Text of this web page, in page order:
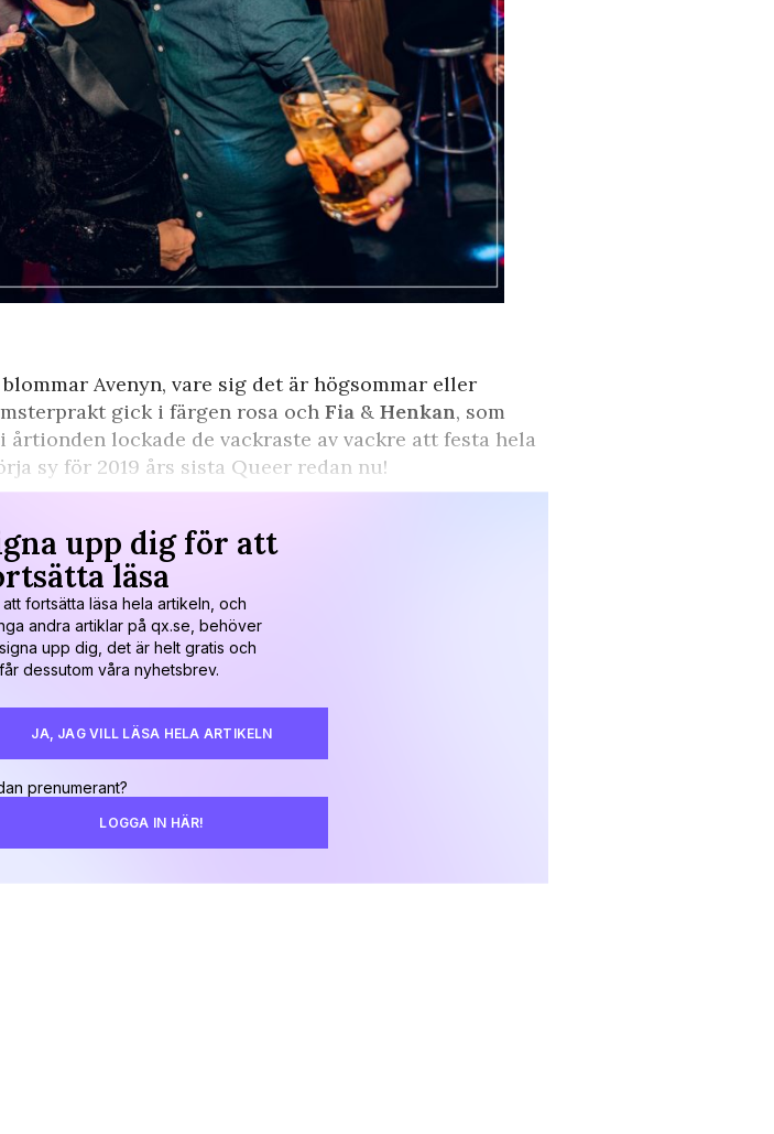
Avenyn, vare sig det är högsommar eller
gick i färgen rosa och Fia & Henkan, som
lockade de vackraste av vackre att festa hela
sy för 2019 års sista Queer redan nu!
upp dig för att
läsa
att fortsätta läsa hela artikeln, och
andra artiklar på qx.se, behöver
upp dig, det är helt gratis och
dessutom våra nyhetsbrev.
JA, JAG VILL LÄSA HELA ARTIKELN
prenumerant?
LOGGA IN HÄR!